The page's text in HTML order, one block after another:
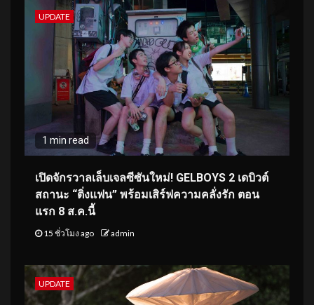
UPDATE
1 min read
เปิดจักรวาลเล็บเจลซีซันใหม่! GELBOYS 2 เดบิวต์
สถานะ “ติ่งแฟน” พร้อมเสิร์ฟความคลั่งรัก ตอน
แรก 8 ส.ค.นี้
15 ชั่วโมง ago admin
UPDATE